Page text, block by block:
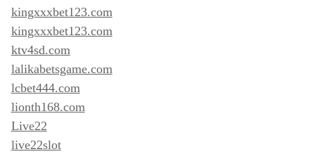
kingxxxbet123.com
kingxxxbet123.com
ktv4sd.com
lalikabetsgame.com
lcbet444.com
lionth168.com
Live22
live22slot